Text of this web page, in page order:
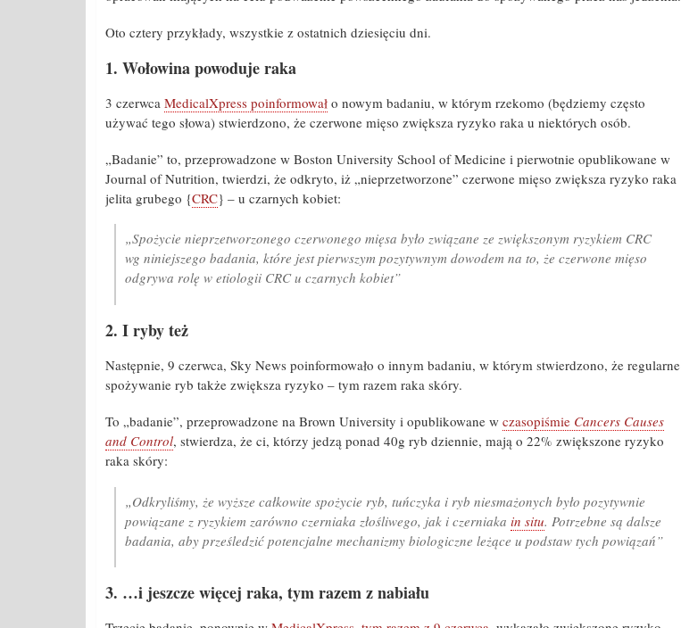
Oto cztery przykłady, wszystkie z ostatnich dziesięciu dni.
1. Wołowina powoduje raka
3 czerwca MedicalXpress poinformował o nowym badaniu, w którym rzekomo (będziemy często
używać tego słowa) stwierdzono, że czerwone mięso zwiększa ryzyko raka u niektórych osób.
„Badanie” to, przeprowadzone w Boston University School of Medicine i pierwotnie opublikowane w
Journal of Nutrition, twierdzi, że odkryto, iż „nieprzetworzone” czerwone mięso zwiększa ryzyko raka
jelita grubego {CRC} – u czarnych kobiet:
„Spożycie nieprzetworzonego czerwonego mięsa było związane ze zwiększonym ryzykiem CRC
wg niniejszego badania, które jest pierwszym pozytywnym dowodem na to, że czerwone mięso
odgrywa rolę w etiologii CRC u czarnych kobiet”
2. I ryby też
Następnie, 9 czerwca, Sky News poinformowało o innym badaniu, w którym stwierdzono, że regularne
spożywanie ryb także zwiększa ryzyko – tym razem raka skóry.
To „badanie”, przeprowadzone na Brown University i opublikowane w czasopiśmie Cancers Causes
and Control, stwierdza, że ci, którzy jedzą ponad 40g ryb dziennie, mają o 22% zwiększone ryzyko
raka skóry:
„Odkryliśmy, że wyższe całkowite spożycie ryb, tuńczyka i ryb niesmażonych było pozytywnie
powiązane z ryzykiem zarówno czerniaka złośliwego, jak i czerniaka in situ. Potrzebne są dalsze
badania, aby prześledzić potencjalne mechanizmy biologiczne leżące u podstaw tych powiązań”
3. …i jeszcze więcej raka, tym razem z nabiału